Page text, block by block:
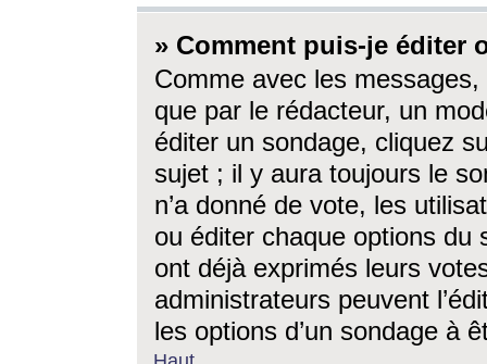
» Comment puis-je éditer
Comme avec les
que par le rédacteur, un
éditer un sondage, cliquez
sujet ; il y aura toujours le
n’a donné de vote, les
ou éditer chaque options du
ont déjà exprimés leurs
administrateurs peuvent
les options d’un sondage à